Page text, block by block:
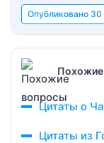
Опубликовано 30
Цитаты о
Цитаты из